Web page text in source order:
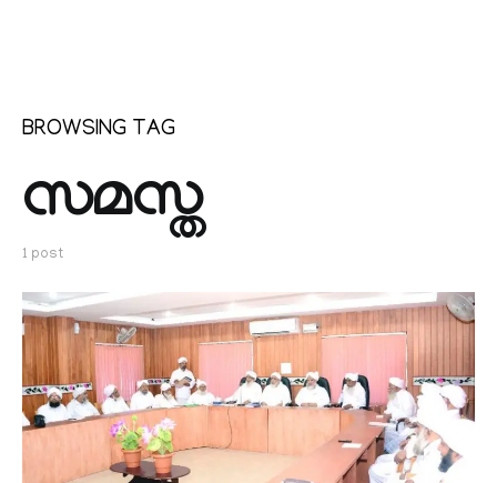
BROWSING TAG
സമസ്ത
1 post